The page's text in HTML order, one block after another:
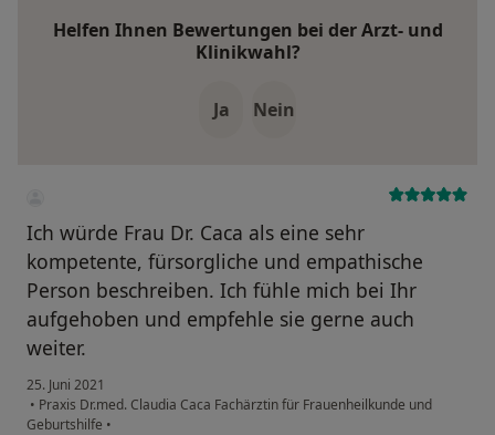
Helfen Ihnen Bewertungen bei der Arzt- und
Klinikwahl?
Ja Nein
Ich würde Frau Dr. Caca als eine sehr
kompetente, fürsorgliche und empathische
Person beschreiben. Ich fühle mich bei Ihr
aufgehoben und empfehle sie gerne auch
weiter.
25. Juni 2021
• Praxis Dr.med. Claudia Caca Fachärztin für Frauenheilkunde und
Geburtshilfe •